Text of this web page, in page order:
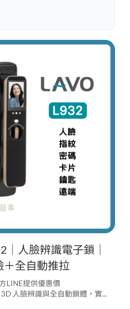
｜人臉辨識電子鎖｜
＋全自動推拉
LINE提供優惠價
人臉辨識與全自動鎖體，實...